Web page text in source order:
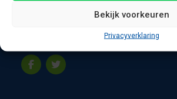
Bekijk voorkeuren
Privacyverklaring